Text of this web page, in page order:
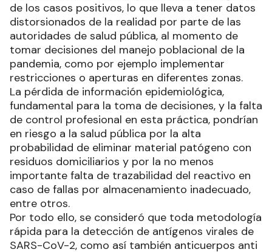
de los casos positivos, lo que lleva a tener datos
distorsionados de la realidad por parte de las
autoridades de salud pública, al momento de
tomar decisiones del manejo poblacional de la
pandemia, como por ejemplo implementar
restricciones o aperturas en diferentes zonas.
La pérdida de información epidemiológica,
fundamental para la toma de decisiones, y la falta
de control profesional en esta práctica, pondrían
en riesgo a la salud pública por la alta
probabilidad de eliminar material patógeno con
residuos domiciliarios y por la no menos
importante falta de trazabilidad del reactivo en
caso de fallas por almacenamiento inadecuado,
entre otros.
Por todo ello, se consideró que toda metodología
rápida para la detección de antígenos virales de
SARS-CoV-2, como así también anticuerpos anti